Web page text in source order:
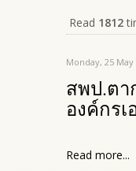
Read 1812
Monday, 25 May
สพป.ตา
องค์กร
Read more...